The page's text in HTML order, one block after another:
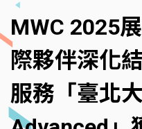
MWC 2025
際夥伴深化
服務「臺北